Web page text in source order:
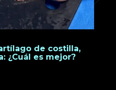
de costilla,
¿Cuál es mejor?